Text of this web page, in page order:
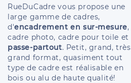
RueDuCadre vous propose une
large gamme de cadres,
d'encadrement en sur-mesure,
cadre photo, cadre pour toile et
passe-partout. Petit, grand, très
grand format, quasiment tout
type de cadre est réalisable en
bois ou alu de haute qualité!